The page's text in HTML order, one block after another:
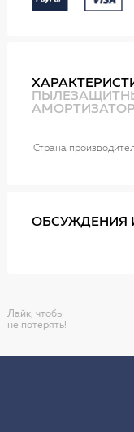
АМОРТИЗАТОР
Страна
ОБСУЖДЕНИЯ
Лайк, чтобы
не потерять!